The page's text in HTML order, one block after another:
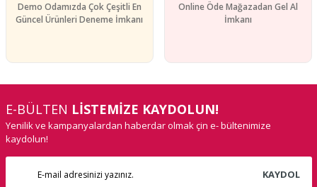
Demo Odamızda Çok Çeşitli En
Güncel Ürünleri Deneme İmkanı
Online Öde Mağazadan Gel Al
İmkanı
E-BÜLTEN LİSTEMİZE KAYDOLUN!
Yenilik ve kampanyalardan haberdar olmak çin e- bültenimize
kaydolun!
KAYDOL